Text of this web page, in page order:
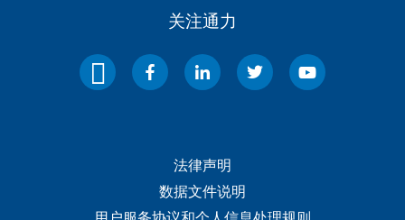
关注通力
法律声明
数据文件说明